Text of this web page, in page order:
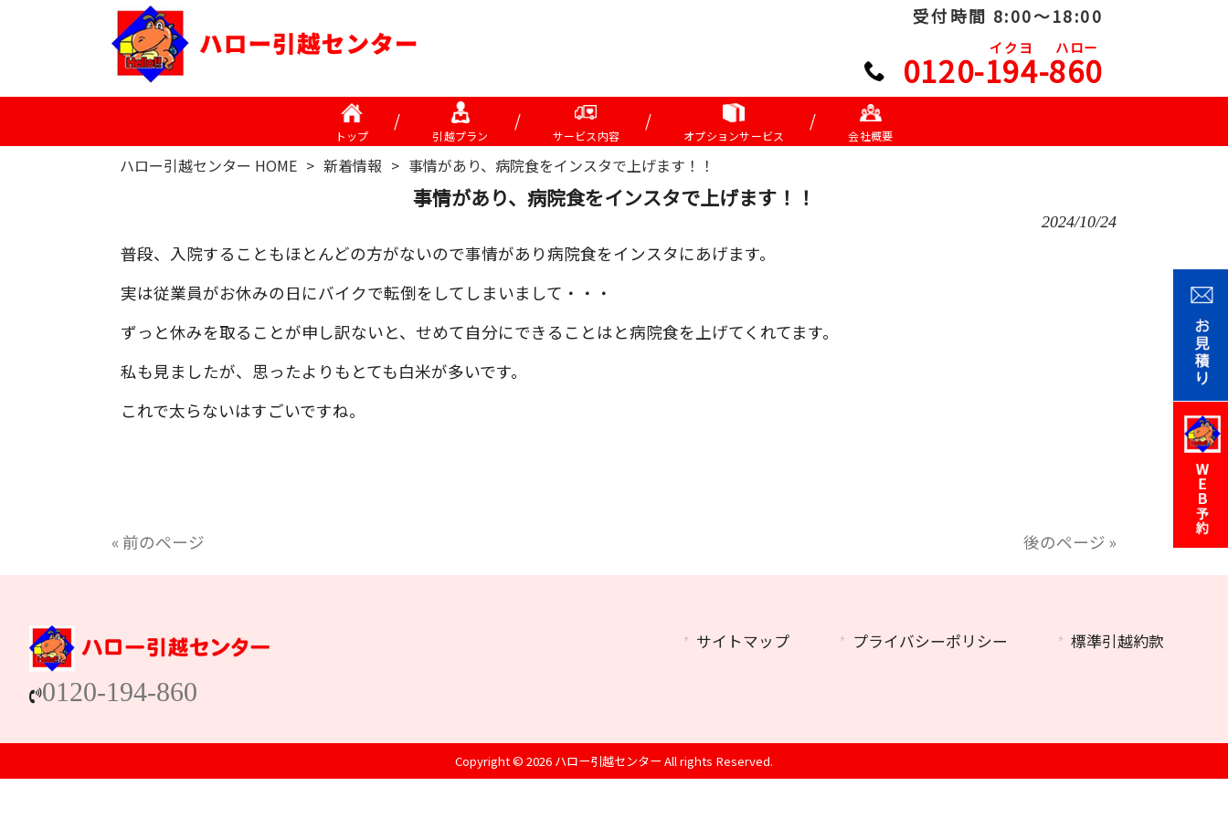
受付時間 8:00～18:00
イクヨ ハロー
0120-194-860
トップ 引越プラン サービス内容 オプションサービス 会社概要
ハロー引越センター HOME > 新着情報 > 事情があり、病院食をインスタで上げます！！
事情があり、病院食をインスタで上げます！！
2024/10/24
普段、入院することもほとんどの方がないので事情があり病院食をインスタにあげます。
実は従業員がお休みの日にバイクで転倒をしてしまいまして・・・
ずっと休みを取ることが申し訳ないと、せめて自分にできることはと病院食を上げてくれてます。
私も見ましたが、思ったよりもとても白米が多いです。
これで太らないはすごいですね。
« 前のページ 後のページ »
サイトマップ プライバシーポリシー 標準引越約款
0120-194-860
Copyright © 2026 ハロー引越センター All rights Reserved.